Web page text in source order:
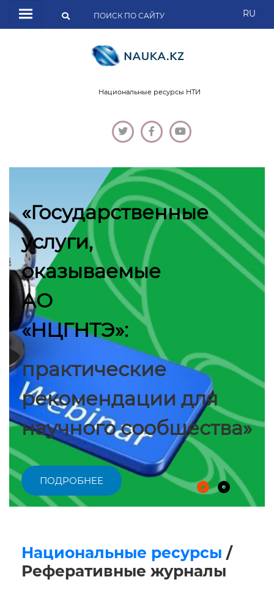
RU
Национальные ресурсы НТИ
«Государственные
услуги,
оказываемые
АО
«НЦГНТЭ»:
практические
рекомендации для
научного сообщества»
ПОДРОБНЕЕ
Национальные ресурсы /
Реферативные журналы